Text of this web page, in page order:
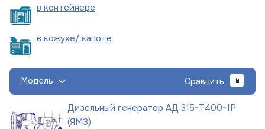
в контейнере
в кожухе/ капоте
Модель Сравнить
Дизельный генератор АД 315-Т400-1Р
(ЯМЗ)